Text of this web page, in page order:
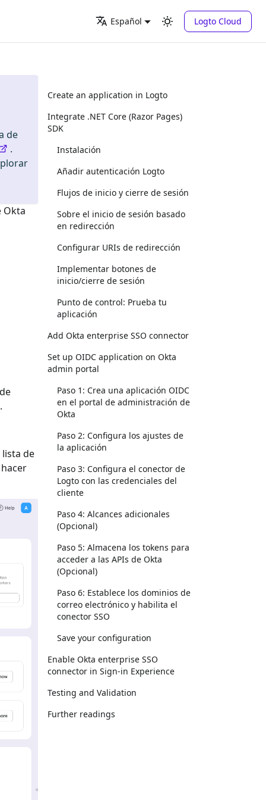
Español Logto Cloud
de
.
Okta
de
Create an application in Logto
Integrate .NET Core (Razor Pages)
SDK
Instalación
Añadir autenticación Logto
Flujos de inicio y cierre de sesión
Sobre el inicio de sesión basado
en redirección
Configurar URIs de redirección
Implementar botones de
inicio/cierre de sesión
Punto de control: Prueba tu
aplicación
Add Okta enterprise SSO connector
Set up OIDC application on Okta
admin portal
Paso 1: Crea una aplicación OIDC
en el portal de administración de
Okta
Paso 2: Configura los ajustes de
la aplicación
Paso 3: Configura el conector de
Logto con las credenciales del
cliente
Paso 4: Alcances adicionales
(Opcional)
Paso 5: Almacena los tokens para
acceder a las APIs de Okta
(Opcional)
Paso 6: Establece los dominios de
correo electrónico y habilita el
conector SSO
Save your configuration
Enable Okta enterprise SSO
connector in Sign-in Experience
Testing and Validation
Further readings